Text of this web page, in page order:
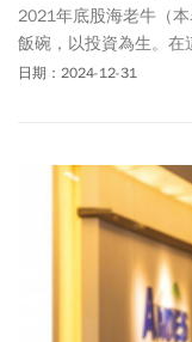
2021年底股海老牛（
飯碗，以投資為生。
職的底氣。但沒想到，
電（2330）、光寶科
（2454），以及他最
（2546）、櫻花（
日期：2024-12-31